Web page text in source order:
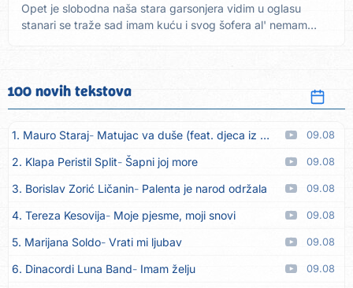
Opet je slobodna naša stara garsonjera vidim u oglasu
stanari se traže sad imam kuću i svog šofera al' nemam
100 novih tekstova
1. Mauro Staraj Matujac va duše (feat. djeca iz Matulja) 09.08
2. Klapa Peristil Split Šapni joj more 09.08
3. Borislav Zorić Ličanin Palenta je narod održala 09.08
4. Tereza Kesovija Moje pjesme, moji snovi 09.08
5. Marijana Soldo Vrati mi ljubav 09.08
6. Dinacordi Luna Band Imam želju 09.08